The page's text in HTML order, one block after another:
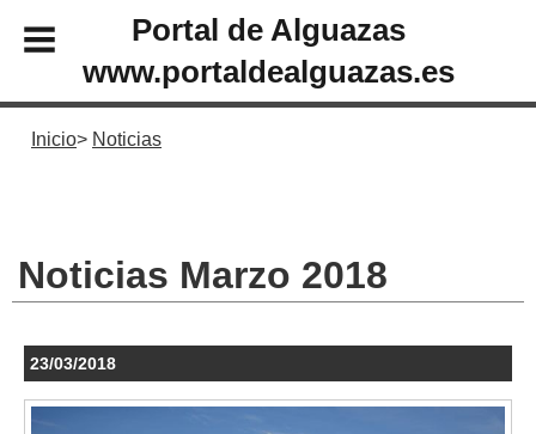
Portal de Alguazas
www.portaldealguazas.es
Inicio Noticias
Noticias Marzo 2018
23/03/2018